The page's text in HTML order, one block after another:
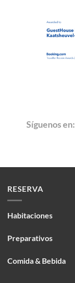
Síguenos en:
RESERVA
Habitaciones
Preparativos
Comida & Bebida